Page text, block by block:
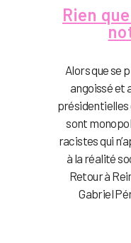
Rien
Alors que se
angoissé et
présidentielles
sont
racistes qui
à la réalité
Retour à
Gabriel